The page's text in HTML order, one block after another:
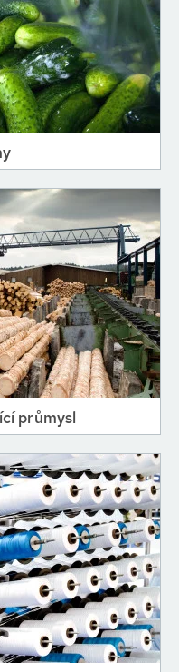
průmysl